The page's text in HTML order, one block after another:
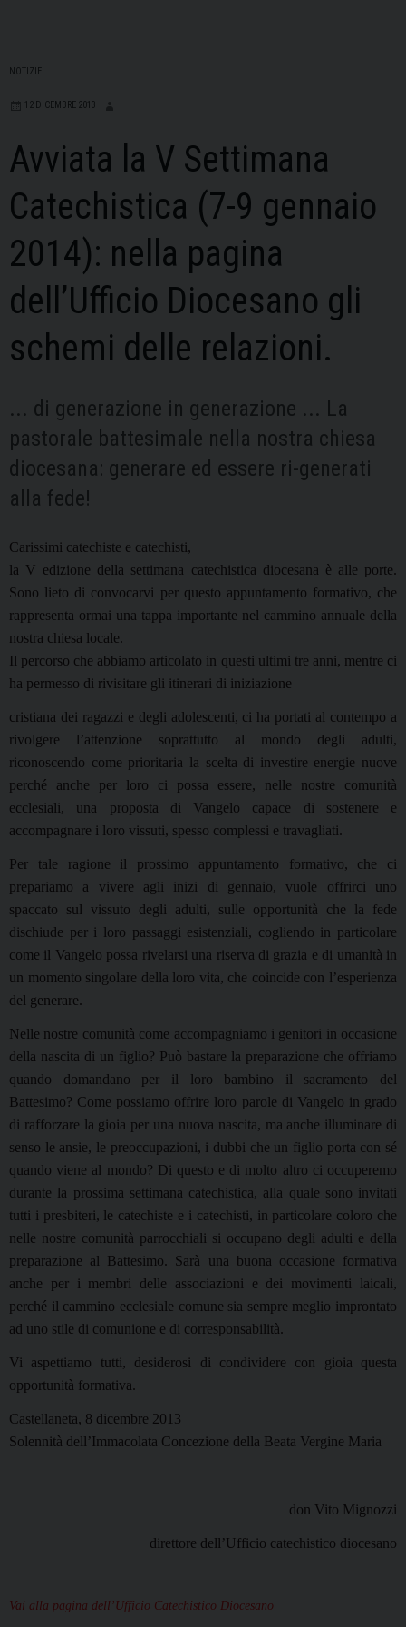
NOTIZIE
12 DICEMBRE 2013
Avviata la V Settimana
Catechistica (7-9 gennaio
2014): nella pagina
dell’Ufficio Diocesano gli
schemi delle relazioni.
... di generazione in generazione ... La
pastorale battesimale nella nostra chiesa
diocesana: generare ed essere ri-generati
alla fede!
Carissimi catechiste e catechisti,
la V edizione della settimana catechistica diocesana è alle porte.
Sono lieto di convocarvi per questo appuntamento formativo, che
rappresenta ormai una tappa importante nel cammino annuale della
nostra chiesa locale.
Il percorso che abbiamo articolato in questi ultimi tre anni, mentre ci
ha permesso di rivisitare gli itinerari di iniziazione
cristiana dei ragazzi e degli adolescenti, ci ha portati al contempo a
rivolgere l’attenzione soprattutto al mondo degli adulti,
riconoscendo come prioritaria la scelta di investire energie nuove
perché anche per loro ci possa essere, nelle nostre comunità
ecclesiali, una proposta di Vangelo capace di sostenere e
accompagnare i loro vissuti, spesso complessi e travagliati.
Per tale ragione il prossimo appuntamento formativo, che ci
prepariamo a vivere agli inizi di gennaio, vuole offrirci uno
spaccato sul vissuto degli adulti, sulle opportunità che la fede
dischiude per i loro passaggi esistenziali, cogliendo in particolare
come il Vangelo possa rivelarsi una riserva di grazia e di umanità in
un momento singolare della loro vita, che coincide con l’esperienza
del generare.
Nelle nostre comunità come accompagniamo i genitori in occasione
della nascita di un figlio? Può bastare la preparazione che offriamo
quando domandano per il loro bambino il sacramento del
Battesimo? Come possiamo offrire loro parole di Vangelo in grado
di rafforzare la gioia per una nuova nascita, ma anche illuminare di
senso le ansie, le preoccupazioni, i dubbi che un figlio porta con sé
quando viene al mondo? Di questo e di molto altro ci occuperemo
durante la prossima settimana catechistica, alla quale sono invitati
tutti i presbiteri, le catechiste e i catechisti, in particolare coloro che
nelle nostre comunità parrocchiali si occupano degli adulti e della
preparazione al Battesimo. Sarà una buona occasione formativa
anche per i membri delle associazioni e dei movimenti laicali,
perché il cammino ecclesiale comune sia sempre meglio improntato
ad uno stile di comunione e di corresponsabilità.
Vi aspettiamo tutti, desiderosi di condividere con gioia questa
opportunità formativa.
Castellaneta, 8 dicembre 2013
Solennità dell’Immacolata Concezione della Beata Vergine Maria
don Vito Mignozzi
direttore dell’Ufficio catechistico diocesano
Vai alla pagina dell’Ufficio Catechistico Diocesano